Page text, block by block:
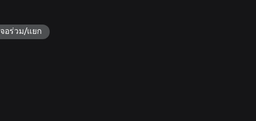
อร่วม/แยก